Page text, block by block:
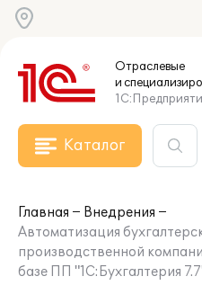
Отраслевые
и
Каталог
Главная
Внедрения
Автоматизация
производственной
базе ПП "1С:Бухгалтерия